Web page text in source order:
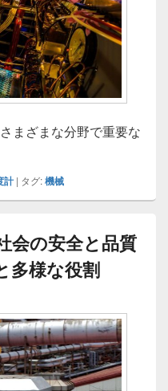
まざまな分野で重要な
計 | タグ:機械
会の安全と品質
多様な役割